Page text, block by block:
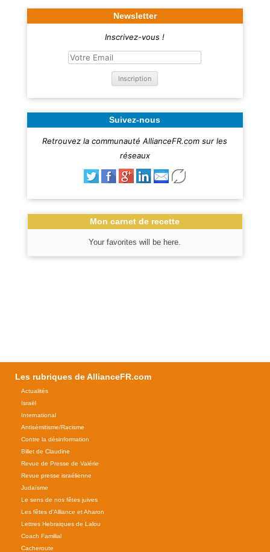
Newsletter
Inscrivez-vous !
Suivez-nous
Retrouvez la communauté AllianceFR.com sur les
réseaux
Mon carnet de recette
Your favorites will be here.
Les rubriques de AllianceFR.com
Actualités
Israël
International
Antisémitisme/Racisme
Contre la désinformation
Billet de Claudine
Revue de Presse de Valérie
Revue presse israélienne
Judaïsme
Le sens de nos fêtes juives
Les fêtes d'Alliance et Aharon
Lettres Hebraiques de Lalou
Coach Familial
Cacheroute